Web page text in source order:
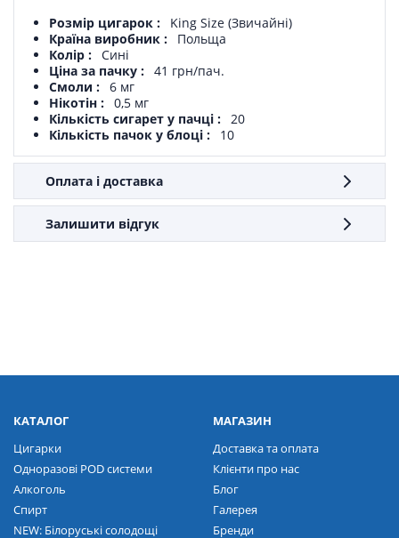
Розмір цигарок
King Size (Звичайні)
Країна виробник
Польща
Колір
Сині
Ціна за пачку
41 грн/пач.
Смоли
6 мг
Нікотін
0,5 мг
Кількість сигарет у пачці
20
Кількість пачок у блоці
10
Оплата і доставка
Залишити відгук
КАТАЛОГ
Цигарки
Одноразові POD системи
Алкоголь
Спирт
NEW: Білоруські солодощі
МАГАЗИН
Доставка та оплата
Клієнти про нас
Блог
Галерея
Бренди